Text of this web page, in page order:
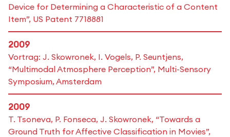
Device for Determining a Characteristic of a Content
Item”, US Patent 7718881
2009
Vortrag: J. Skowronek, I. Vogels, P. Seuntjens,
“Multimodal Atmosphere Perception”, Multi-Sensory
Symposium, Amsterdam
2009
T. Tsoneva, P. Fonseca, J. Skowronek, “Towards a
Ground Truth for Affective Classification in Movies”,